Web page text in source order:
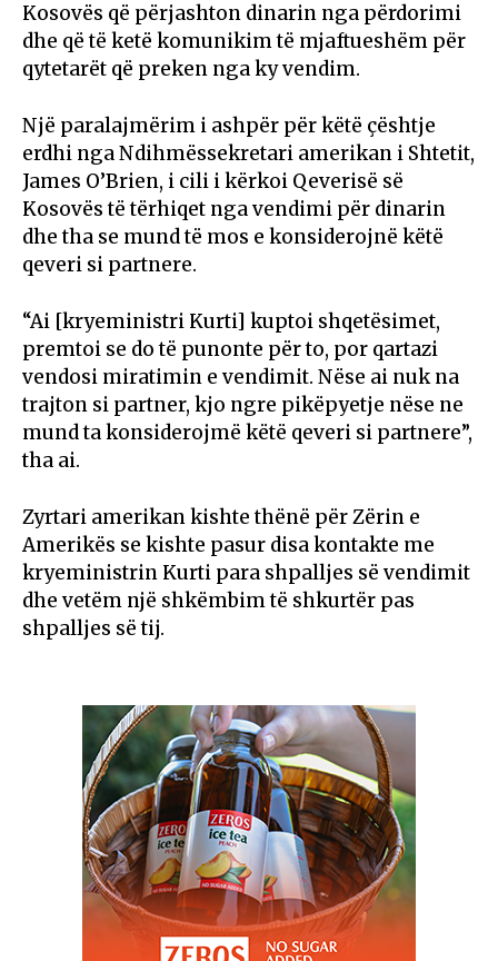
Kosovës që përjashton dinarin nga përdorimi
dhe që të ketë komunikim të mjaftueshëm për
qytetarët që preken nga ky vendim.
Një paralajmërim i ashpër për këtë çështje
erdhi nga Ndihmëssekretari amerikan i Shtetit,
James O’Brien, i cili i kërkoi Qeverisë së
Kosovës të tërhiqet nga vendimi për dinarin
dhe tha se mund të mos e konsiderojnë këtë
qeveri si partnere.
“Ai [kryeministri Kurti] kuptoi shqetësimet,
premtoi se do të punonte për to, por qartazi
vendosi miratimin e vendimit. Nëse ai nuk na
trajton si partner, kjo ngre pikëpyetje nëse ne
mund ta konsiderojmë këtë qeveri si partnere”,
tha ai.
Zyrtari amerikan kishte thënë për Zërin e
Amerikës se kishte pasur disa kontakte me
kryeministrin Kurti para shpalljes së vendimit
dhe vetëm një shkëmbim të shkurtër pas
shpalljes së tij.